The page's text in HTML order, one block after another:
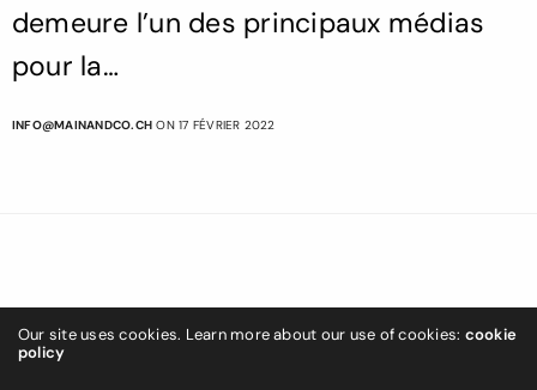
demeure l’un des principaux médias
pour la…
INFO@MAINANDCO.CH ON 17 FÉVRIER 2022
Our site uses cookies. Learn more about our use of cookies: cookie
policy